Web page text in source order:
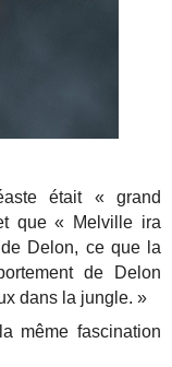
était « grand
que « Melville ira
Delon, ce que la
de Delon
dans la jungle. »
même fascination